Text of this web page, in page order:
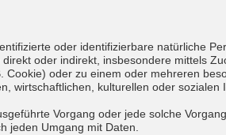
oder identifizierbare natürliche
oder indirekt, insbesondere mittels
oder zu einem oder mehreren
wirtschaftlichen, kulturellen oder
Vorgang oder jede solche
jeden Umgang mit Daten.